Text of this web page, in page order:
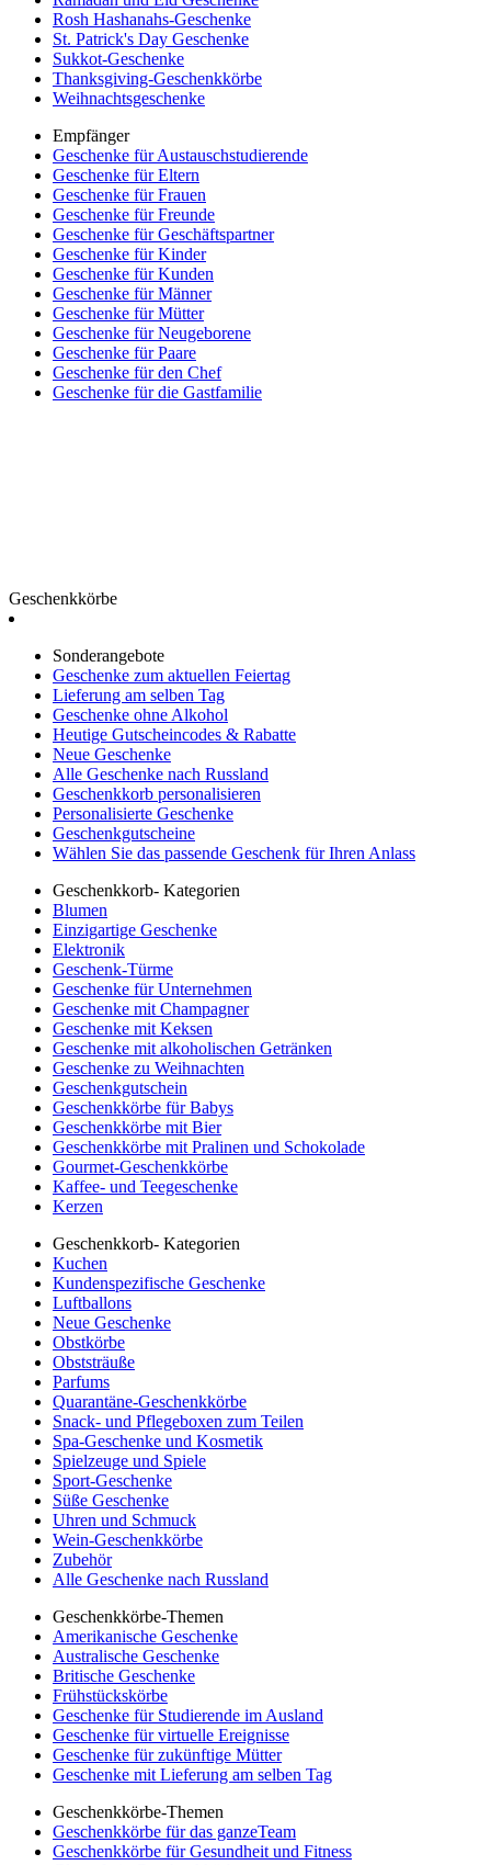
Rosh Hashanahs-Geschenke
St. Patrick's Day Geschenke
Sukkot-Geschenke
Thanksgiving-Geschenkkörbe
Weihnachtsgeschenke
Empfänger
Geschenke für Austauschstudierende
Geschenke für Eltern
Geschenke für Frauen
Geschenke für Freunde
Geschenke für Geschäftspartner
Geschenke für Kinder
Geschenke für Kunden
Geschenke für Männer
Geschenke für Mütter
Geschenke für Neugeborene
Geschenke für Paare
Geschenke für den Chef
Geschenke für die Gastfamilie
Geschenkkörbe
Sonderangebote
Geschenke zum aktuellen Feiertag
Lieferung am selben Tag
Geschenke ohne Alkohol
Heutige Gutscheincodes & Rabatte
Neue Geschenke
Alle Geschenke nach Russland
Geschenkkorb personalisieren
Personalisierte Geschenke
Geschenkgutscheine
Wählen Sie das passende Geschenk für Ihren Anlass
Geschenkkorb- Kategorien
Blumen
Einzigartige Geschenke
Elektronik
Geschenk-Türme
Geschenke für Unternehmen
Geschenke mit Champagner
Geschenke mit Keksen
Geschenke mit alkoholischen Getränken
Geschenke zu Weihnachten
Geschenkgutschein
Geschenkkörbe für Babys
Geschenkkörbe mit Bier
Geschenkkörbe mit Pralinen und Schokolade
Gourmet-Geschenkkörbe
Kaffee- und Teegeschenke
Kerzen
Geschenkkorb- Kategorien
Kuchen
Kundenspezifische Geschenke
Luftballons
Neue Geschenke
Obstkörbe
Obststräuße
Parfums
Quarantäne-Geschenkkörbe
Snack- und Pflegeboxen zum Teilen
Spa-Geschenke und Kosmetik
Spielzeuge und Spiele
Sport-Geschenke
Süße Geschenke
Uhren und Schmuck
Wein-Geschenkkörbe
Zubehör
Alle Geschenke nach Russland
Geschenkkörbe-Themen
Amerikanische Geschenke
Australische Geschenke
Britische Geschenke
Frühstückskörbe
Geschenke für Studierende im Ausland
Geschenke für virtuelle Ereignisse
Geschenke für zukünftige Mütter
Geschenke mit Lieferung am selben Tag
Geschenkkörbe-Themen
Geschenkkörbe für das ganzeTeam
Geschenkkörbe für Gesundheit und Fitness